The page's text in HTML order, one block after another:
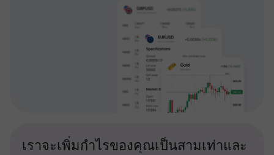
เราจะเพิ่มกำไรของคุณเป็นสามเท่าและ